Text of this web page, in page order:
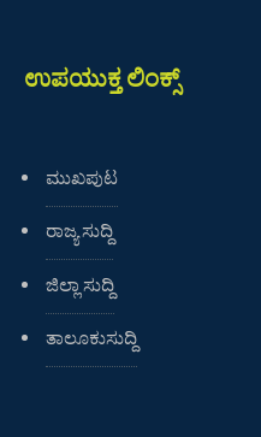
ಉಪಯುಕ್ತ ಲಿಂಕ್ಸ್
ಮುಖಪುಟ
ರಾಜ್ಯ ಸುದ್ದಿ
ಜಿಲ್ಲಾ ಸುದ್ದಿ
ತಾಲೂಕುಸುದ್ದಿ